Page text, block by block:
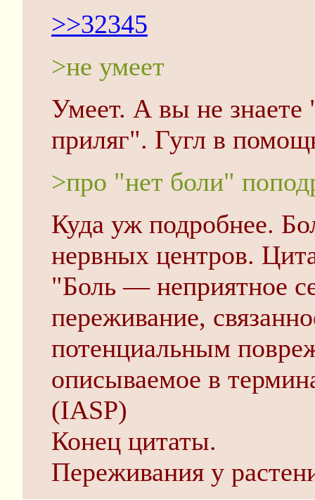
>>32345
>не умеет
Умеет. А вы не
приляг". Гугл в
>про "нет боли"
Куда уж подробнее.
нервных центров.
"Боль — неприятное
переживание,
потенциальным
описываемое в
(IASP)
Конец цитаты.
Переживания у